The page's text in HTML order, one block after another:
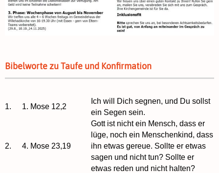
Bibelworte zu Taufe und Konfirmation
1. 1. Mose 12,2
Ich will Dich segnen, und Du sollst
ein Segen sein.
2. 4. Mose 23,19
Gott ist nicht ein Mensch, dass er
lüge, noch ein Menschenkind, dass
ihn etwas gereue. Sollte er etwas
sagen und nicht tun? Sollte er
etwas reden und nicht halten?